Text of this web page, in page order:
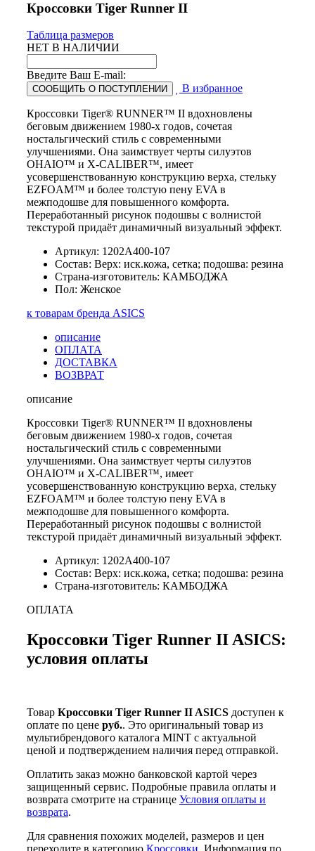
Кроссовки Tiger Runner II
Таблица размеров
НЕТ В НАЛИЧИИ
Введите Ваш E-mail:
СООБЩИТЬ О ПОСТУПЛЕНИИ В избранное
Кроссовки Tiger® RUNNER™ II вдохновлены
беговым движением 1980-х годов, сочетая
ностальгический стиль с современными
улучшениями. Она заимствует черты силуэтов
OHAIO™ и X-CALIBER™, имеет
усовершенствованную конструкцию верха, стельку
EZFOAM™ и более толстую пену EVA в
межподошве для повышенного комфорта.
Переработанный рисунок подошвы с волнистой
текстурой придаёт динамичный визуальный эффект.
Артикул: 1202A400-107
Состав: Верх: иск.кожа, сетка; подошва: резина
Страна-изготовитель: КАМБОДЖА
Пол: Женское
к товарам бренда ASICS
описание
ОПЛАТА
ДОСТАВКА
ВОЗВРАТ
описание
Кроссовки Tiger® RUNNER™ II вдохновлены
беговым движением 1980-х годов, сочетая
ностальгический стиль с современными
улучшениями. Она заимствует черты силуэтов
OHAIO™ и X-CALIBER™, имеет
усовершенствованную конструкцию верха, стельку
EZFOAM™ и более толстую пену EVA в
межподошве для повышенного комфорта.
Переработанный рисунок подошвы с волнистой
текстурой придаёт динамичный визуальный эффект.
Артикул: 1202A400-107
Состав: Верх: иск.кожа, сетка; подошва: резина
Страна-изготовитель: КАМБОДЖА
ОПЛАТА
Кроссовки Tiger Runner II ASICS:
условия оплаты
Товар Кроссовки Tiger Runner II ASICS доступен к
оплате по цене руб.. Это оригинальный товар из
мультибрендового каталога MINT с актуальной
ценой и подтверждением наличия перед отправкой.
Оплатить заказ можно банковской картой через
защищенный сервис. Подробные правила оплаты и
возврата смотрите на странице Условия оплаты и
возврата.
Для сравнения похожих моделей, размеров и цен